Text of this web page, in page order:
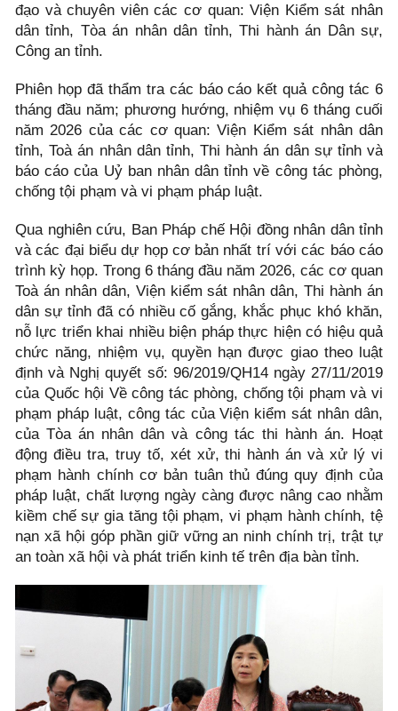
đạo và chuyên viên các cơ quan: Viện Kiểm sát nhân
dân tỉnh, Tòa án nhân dân tỉnh, Thi hành án Dân sự,
Công an tỉnh.
Phiên họp đã thẩm tra các báo cáo kết quả công tác 6
tháng đầu năm; phương hướng, nhiệm vụ 6 tháng cuối
năm 2026 của các cơ quan: Viện Kiểm sát nhân dân
tỉnh, Toà án nhân dân tỉnh, Thi hành án dân sự tỉnh và
báo cáo của Uỷ ban nhân dân tỉnh về công tác phòng,
chống tội phạm và vi phạm pháp luật.
Qua nghiên cứu, Ban Pháp chế Hội đồng nhân dân tỉnh
và các đại biểu dự họp cơ bản nhất trí với các báo cáo
trình kỳ họp. Trong 6 tháng đầu năm 2026, các cơ quan
Toà án nhân dân, Viện kiểm sát nhân dân, Thi hành án
dân sự tỉnh đã có nhiều cố gắng, khắc phục khó khăn,
nỗ lực triển khai nhiều biện pháp thực hiện có hiệu quả
chức năng, nhiệm vụ, quyền hạn được giao theo luật
định và Nghị quyết số: 96/2019/QH14 ngày 27/11/2019
của Quốc hội Về công tác phòng, chống tội phạm và vi
phạm pháp luật, công tác của Viện kiểm sát nhân dân,
của Tòa án nhân dân và công tác thi hành án. Hoạt
động điều tra, truy tố, xét xử, thi hành án và xử lý vi
phạm hành chính cơ bản tuân thủ đúng quy định của
pháp luật, chất lượng ngày càng được nâng cao nhằm
kiềm chế sự gia tăng tội phạm, vi phạm hành chính, tệ
nạn xã hội góp phần giữ vững an ninh chính trị, trật tự
an toàn xã hội và phát triển kinh tế trên địa bàn tỉnh.